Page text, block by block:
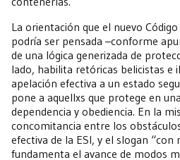
La orientación que el nuevo
podría ser pensada –conforme
de una lógica generizada de
lado, habilita retóricas belicistas e
apelación efectiva a un estado
pone a aquellxs que protege en
dependencia y obediencia. En la
concomitancia entre los
efectiva de la ESI, y el slogan “con
fundamenta el avance de modos